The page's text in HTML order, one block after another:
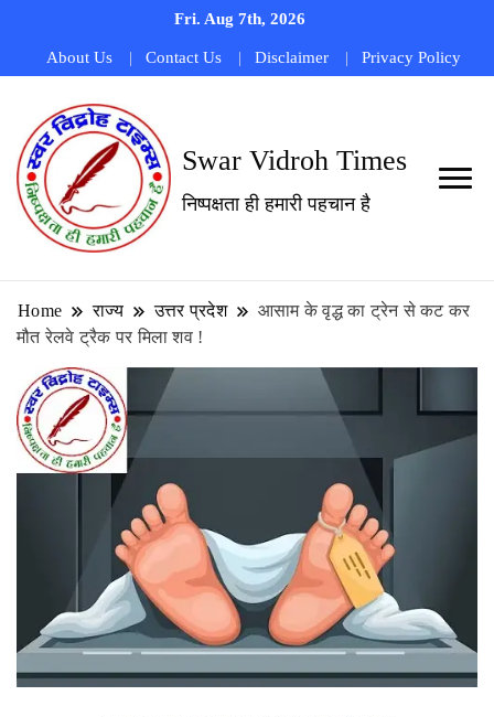
Fri. Aug 7th, 2026
About Us Contact Us Disclaimer Privacy Policy
Swar Vidroh Times
निष्पक्षता ही हमारी पहचान है
Home राज्य उत्तर प्रदेश
आसाम के वृद्ध का ट्रेन से कट कर
मौत रेलवे ट्रैक पर मिला शव !